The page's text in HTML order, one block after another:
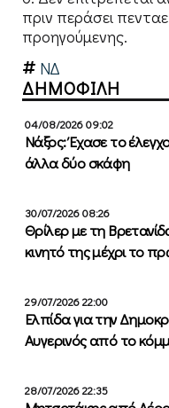
πριν περάσει
προηγούμενης.
ΝΔ
ΔΗΜΟΦΙΛΗ
04/08/2026 09:02
Νάξος: Έχασε το
άλλα δύο σκάφη
30/07/2026 08:26
Θρίλερ με τη
κινητό της μέχρι το
29/07/2026 22:00
Ελπίδα για την
Αυγερινός από το
28/07/2026 22:35